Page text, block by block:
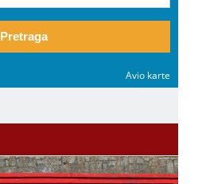
Pretraga
Avio karte